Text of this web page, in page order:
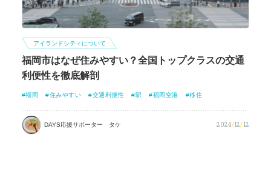
アイランドシティについて
福岡市はなぜ住みやすい？全国トップクラスの交通
利便性を徹底解剖
福岡 住みやすい 交通利便性 駅 福岡空港 移住
DAYS応援サポーター タケ 2024/12/12